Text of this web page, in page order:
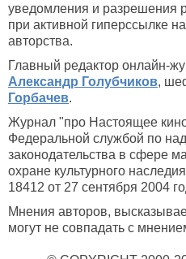
уведомления и разрешения
при активной гиперссылке на
авторства.
Главный редактор онлайн-
Александр Голубчиков,
Горбачев.
Журнал "про Настоящее
Федеральной службой по
законодательства в сфере
охране культурного
18412 от 27 сентября 2004
Мнения авторов,
могут не совпадать с